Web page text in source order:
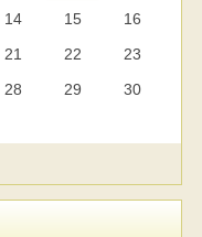
14 15
16
21 22
23
28 29
30